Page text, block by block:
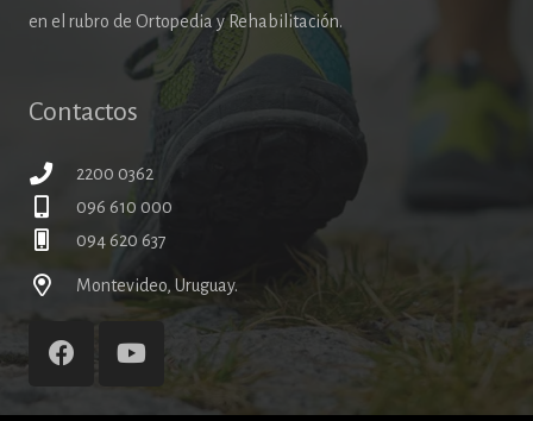
en el rubro de Ortopedia y Rehabilitación.
Contactos
2200 0362
096 610 000
094 620 637
Montevideo, Uruguay.